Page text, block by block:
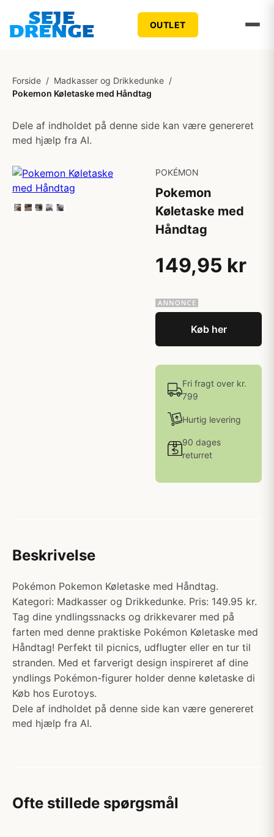
OUTLET
Forside / Madkasser og Drikkedunke /
Pokemon Køletaske med Håndtag
Dele af indholdet på denne side kan være genereret
med hjælp fra AI.
POKÉMON
Pokemon
Køletaske med
Håndtag
149,95 kr
Køb her
Fri fragt over kr.
799
Hurtig levering
90 dages
returret
Beskrivelse
Pokémon Pokemon Køletaske med Håndtag.
Kategori: Madkasser og Drikkedunke. Pris: 149.95 kr.
Tag dine yndlingssnacks og drikkevarer med på
farten med denne praktiske Pokémon Køletaske med
Håndtag! Perfekt til picnics, udflugter eller en tur til
stranden. Med et farverigt design inspireret af dine
yndlings Pokémon-figurer holder denne køletaske di
Køb hos Eurotoys.
Dele af indholdet på denne side kan være genereret
med hjælp fra AI.
Ofte stillede spørgsmål